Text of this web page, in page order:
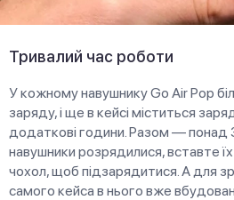
Тривалий час роботи
У кожному навушнику Go Air Pop
заряду, і ще в кейсі міститься
додаткові години. Разом —
навушники розрядилися, вставте
чохол, щоб підзарядитися. А для
самого кейса в нього вже